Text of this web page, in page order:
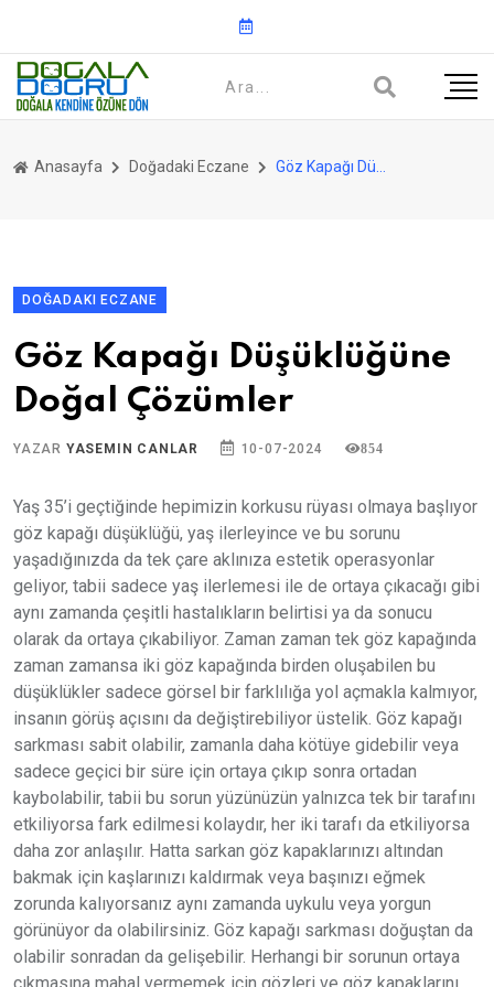
Anasayfa Doğadaki Eczane
DOĞADAKI ECZANE
Göz Kapağı Düşüklüğüne
Doğal Çözümler
YAZAR YASEMIN CANLAR 10-07-2024 854
Yaş 35’i geçtiğinde hepimizin korkusu rüyası olmaya başlıyor
göz kapağı düşüklüğü, yaş ilerleyince ve bu sorunu
yaşadığınızda da tek çare aklınıza estetik operasyonlar
geliyor, tabii sadece yaş ilerlemesi ile de ortaya çıkacağı gibi
aynı zamanda çeşitli hastalıkların belirtisi ya da sonucu
olarak da ortaya çıkabiliyor. Zaman zaman tek göz kapağında
zaman zamansa iki göz kapağında birden oluşabilen bu
düşüklükler sadece görsel bir farklılığa yol açmakla kalmıyor,
insanın görüş açısını da değiştirebiliyor üstelik. Göz kapağı
sarkması sabit olabilir, zamanla daha kötüye gidebilir veya
sadece geçici bir süre için ortaya çıkıp sonra ortadan
kaybolabilir, tabii bu sorun yüzünüzün yalnızca tek bir tarafını
etkiliyorsa fark edilmesi kolaydır, her iki tarafı da etkiliyorsa
daha zor anlaşılır. Hatta sarkan göz kapaklarınızı altından
bakmak için kaşlarınızı kaldırmak veya başınızı eğmek
zorunda kalıyorsanız aynı zamanda uykulu veya yorgun
görünüyor da olabilirsiniz. Göz kapağı sarkması doğuştan da
olabilir sonradan da gelişebilir. Herhangi bir sorunun ortaya